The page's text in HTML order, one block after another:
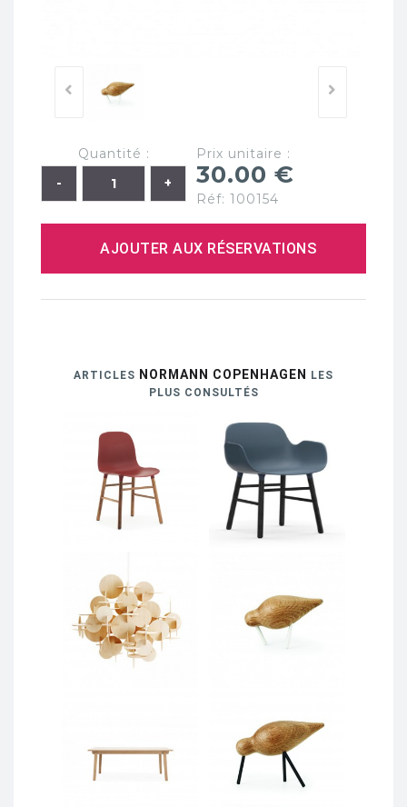
Quantité : Prix unitaire :
30.00 €
Réf: 100154
AJOUTER AUX RÉSERVATIONS
ARTICLES NORMANN COPENHAGEN
LES
PLUS CONSULTÉS